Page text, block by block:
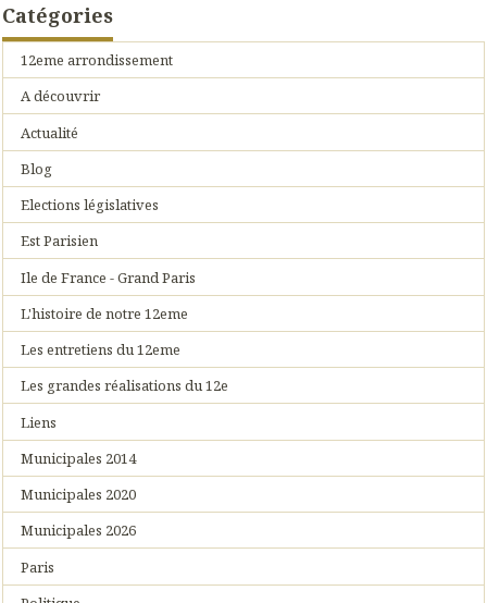
Catégories
12eme arrondissement
A découvrir
Actualité
Blog
Elections législatives
Est Parisien
Ile de France - Grand Paris
L'histoire de notre 12eme
Les entretiens du 12eme
Les grandes réalisations du 12e
Liens
Municipales 2014
Municipales 2020
Municipales 2026
Paris